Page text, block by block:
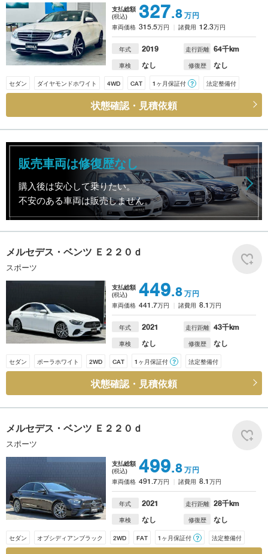
支払総額
(税込)
327.8 万円
車両価格 315.5万円 諸費用 12.3万円
年式 2019 走行距離 64千km
車検 なし 修復歴 なし
セダン ダイヤモンドホワイト 4WD CAT 1ヶ月保証付 ？ 法定整備付
状態確認・見積依頼
販売車両は修復歴なし
購入後は安心して乗りたい。
不安のある車両は販売しません。
メルセデス・ベンツ Ｅ２２０ｄ
スポーツ
支払総額
(税込)
449.8 万円
車両価格 441.7万円 諸費用 8.1万円
年式 2021 走行距離 43千km
車検 なし 修復歴 なし
セダン ポーラホワイト 2WD CAT 1ヶ月保証付 ？ 法定整備付
状態確認・見積依頼
メルセデス・ベンツ Ｅ２２０ｄ
スポーツ
支払総額
(税込)
499.8 万円
車両価格 491.7万円 諸費用 8.1万円
年式 2021 走行距離 28千km
車検 なし 修復歴 なし
セダン オブシディアンブラック 2WD FAT 1ヶ月保証付 ？ 法定整備付